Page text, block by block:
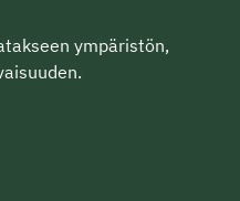
ympäristön,